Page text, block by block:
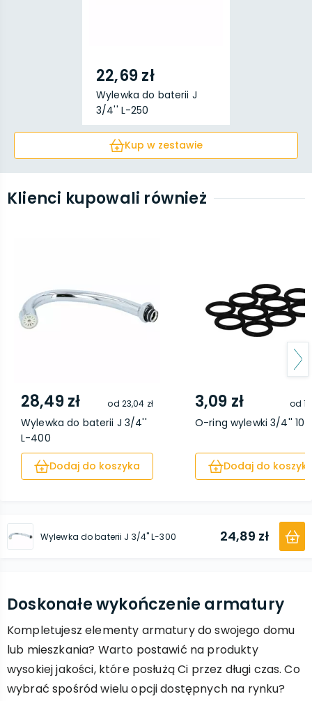
22,69 zł
Wylewka do baterii J
3/4'' L-250
Kup w zestawie
Klienci kupowali również
28,49 zł od 23,04 zł
Wylewka do baterii J 3/4''
L-400
Dodaj do koszyka
3,09 zł od
O-ring wylewki 3/4'' 10
Dodaj do
Wylewka do baterii J 3/4'' L-300 24,89 zł
Doskonałe wykończenie armatury
Kompletujesz elementy armatury do swojego domu
lub mieszkania? Warto postawić na produkty
wysokiej jakości, które posłużą Ci przez długi czas. Co
wybrać spośród wielu opcji dostępnych na rynku?